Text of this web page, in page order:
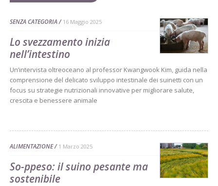
SENZA CATEGORIA 16 Maggio 2025
Lo svezzamento inizia
nell’intestino
Un’intervista oltreoceano al professor Kwangwook Kim, guida nella
comprensione del delicato sviluppo intestinale dei suinetti con un
focus su strategie nutrizionali innovative per migliorare salute,
crescita e benessere animale
ALIMENTAZIONE 1 Marzo 2025
So-ppeso: il suino pesante ma
sostenibile